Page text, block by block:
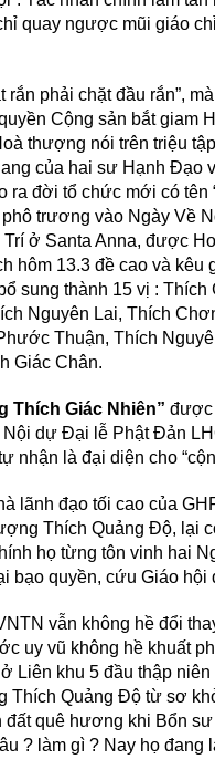
quay ngược mũi giáo
rắn phải chặt đầu rắn”,
Cộng sản bắt giam
thượng nói trên triệu
của hai sư Hạnh Đạo
ra đời tổ chức mới có tên
trương vào Ngày Về
ở Santa Anna, được
hôm 13.3 đề cao và
sung thành 15 vị :
Nguyên Lai, Thích
Thuận, Thích
Giác Chân.
Thích Giác Nhiên” được
Nội dự Đại lễ Phật Đản
nhận là đại diện cho
lãnh đạo tối cao của
Thích Quảng Độ, lại
họ từng tôn vinh hai
bạo quyền, cứu Giáo
vẫn không hề đổi
uy vũ không hề khuất
Liên khu 5 đầu thập
Thích Quảng Độ từ sơ
quê hương khi Bổn
? làm gì ? Nay họ đang